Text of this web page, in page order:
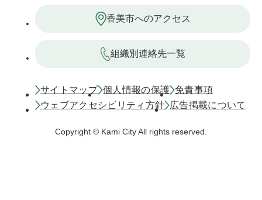
香美市へのアクセス
組織別連絡先一覧
サイトマップ 個人情報の保護 免責事項
ウェブアクセシビリティ方針
広告掲載について
Copyright © Kami City All rights reserved.